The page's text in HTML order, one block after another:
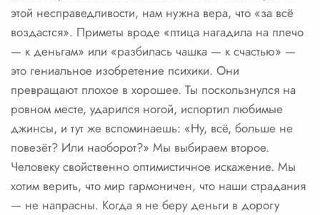
этой несправедливости, нам нужна вера, что «за всё
воздастся». Приметы вроде «птица нагадила на плечо
— к деньгам» или «разбилась чашка — к счастью» —
это гениальное изобретение психики. Они
превращают плохое в хорошее. Ты поскользнулся на
ровном месте, ударился ногой, испортил любимые
джинсы, и тут же вспоминаешь: «Ну, всё, больше не
повезёт? Или наоборот?» Мы выбираем второе.
Человеку свойственно оптимистичное искажение. Мы
хотим верить, что мир гармоничен, что наши страдания
— не напрасны. Когда я не беру деньги в дорогу